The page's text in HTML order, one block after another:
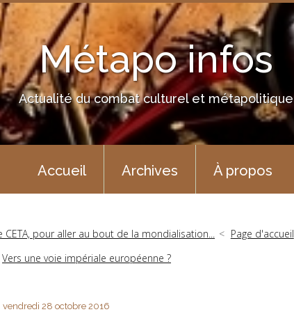
Métapo infos
Actualité du combat culturel et métapolitique
Accueil Archives À propos
CETA, pour aller au bout de la mondialisation...
Page d'accueil
Vers une voie impériale européenne ?
vendredi 28 octobre 2016